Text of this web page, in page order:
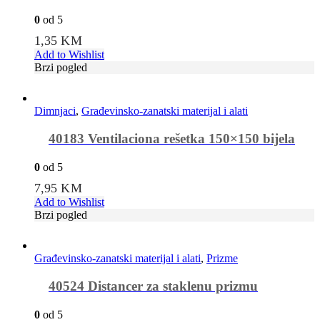
0 od 5
1,35KM
Add to Wishlist
Brzi pogled
Dimnjaci, Građevinsko-zanatski materijal i alati
40183 Ventilaciona rešetka 150×150 bijela
0 od 5
7,95KM
Add to Wishlist
Brzi pogled
Građevinsko-zanatski materijal i alati, Prizme
40524 Distancer za staklenu prizmu
0 od 5